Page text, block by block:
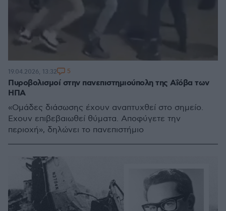
Πυροβολισμοί στην πανεπιστημιούπολη της Aΐόβα των
ΗΠΑ
«Ομάδες διάσωσης έχουν αναπτυχθεί στο σημείο.
Έχουν επιβεβαιωθεί θύματα. Αποφύγετε την
περιοχή», δηλώνει το πανεπιστήμιο
19.04.2026, 13:32 5